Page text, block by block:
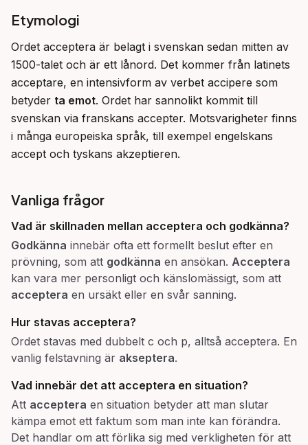
Etymologi
Ordet acceptera är belagt i svenskan sedan mitten av
1500-talet och är ett lånord. Det kommer från latinets
acceptare, en intensivform av verbet accipere som
betyder ta emot. Ordet har sannolikt kommit till
svenskan via franskans accepter. Motsvarigheter finns
i många europeiska språk, till exempel engelskans
accept och tyskans akzeptieren.
Vanliga frågor
Vad är skillnaden mellan acceptera och godkänna?
Godkänna innebär ofta ett formellt beslut efter en
prövning, som att godkänna en ansökan. Acceptera
kan vara mer personligt och känslomässigt, som att
acceptera en ursäkt eller en svår sanning.
Hur stavas acceptera?
Ordet stavas med dubbelt c och p, alltså acceptera. En
vanlig felstavning är akseptera.
Vad innebär det att acceptera en situation?
Att acceptera en situation betyder att man slutar
kämpa emot ett faktum som man inte kan förändra.
Det handlar om att förlika sig med verkligheten för att